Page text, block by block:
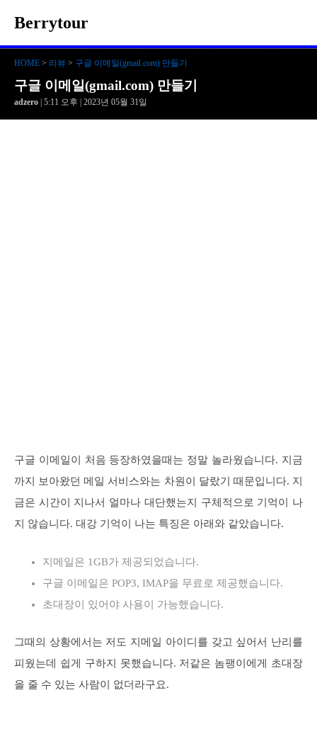
Berrytour
HOME > 리뷰 > 구글 이메일(gmail.com) 만들기
구글 이메일(gmail.com) 만들기
adzero | 5:11 오후 | 2023년 05월 31일
구글 이메일이 처음 등장하였을때는 정말 놀라웠습니다. 지금
까지 보아왔던 메일 서비스와는 차원이 달랐기 때문입니다. 지
금은 시간이 지나서 얼마나 대단했는지 구체적으로 기억이 나
지 않습니다. 대강 기억이 나는 특징은 아래와 같았습니다.
지메일은 1GB가 제공되었습니다.
구글 이메일은 POP3, IMAP을 무료로 제공했습니다.
초대장이 있어야 사용이 가능했습니다.
그때의 상황에서는 저도 지메일 아이디를 갖고 싶어서 난리를
피웠는데 쉽게 구하지 못했습니다. 저같은 놈팽이에게 초대장
을 줄 수 있는 사람이 없더라구요.